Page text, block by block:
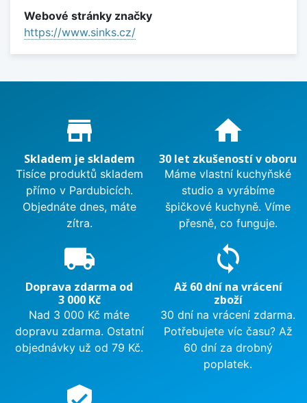
Webové stránky značky
https://www.sinks.cz/
Proč nakupovat u nás?
store_mall_directory
Skladem je skladem
Tisíce produktů skladem
přímo v Pardubicích.
Objednáte dnes, máte
zítra.
home
30 let zkušeností v oboru
Máme vlastní kuchyňské
studio a vyrábíme
špičkové kuchyně. Víme
přesně, co funguje.
local_shipping
Doprava zdarma od
3 000 Kč
Nad 3 000 Kč máte
dopravu zdarma. Ostatní
objednávky už od 79 Kč.
sync
Až 60 dní na vrácení
zboží
30 dní na vrácení zdarma.
Potřebujete víc času? Až
60 dní za drobný
poplatek.